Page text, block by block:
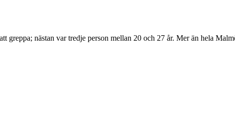
greppa; nästan var tredje person mellan 20 och 27 år. Mer än hela